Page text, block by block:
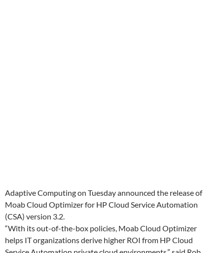
Adaptive Computing on Tuesday announced the release of
Moab Cloud Optimizer for HP Cloud Service Automation
(CSA) version 3.2.
“With its out-of-the-box policies, Moab Cloud Optimizer
helps IT organizations derive higher ROI from HP Cloud